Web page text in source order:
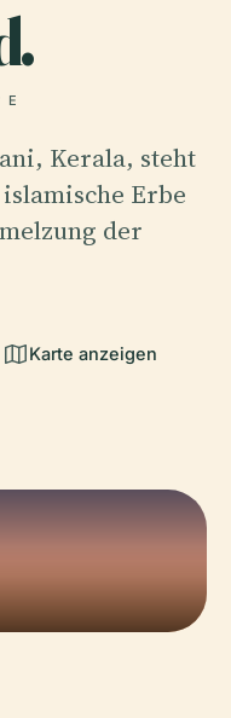
E
Kerala, steht
Erbe
der
Karte anzeigen